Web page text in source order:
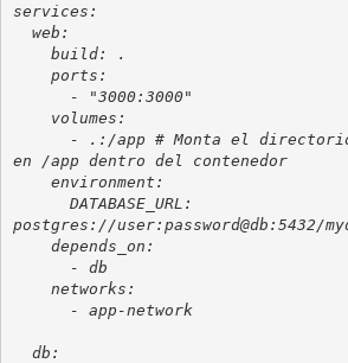
services:
en /app dentro del contenedor
postgres://user:password@db:5432/